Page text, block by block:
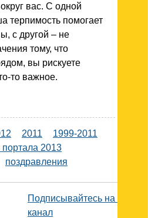
вас. С одной
терпимость помогает
с другой – не
тому, что
вы рискуете
то важное.
2011
1999-2011
портала 2013
поздравления
Подписывайтесь на наш
канал